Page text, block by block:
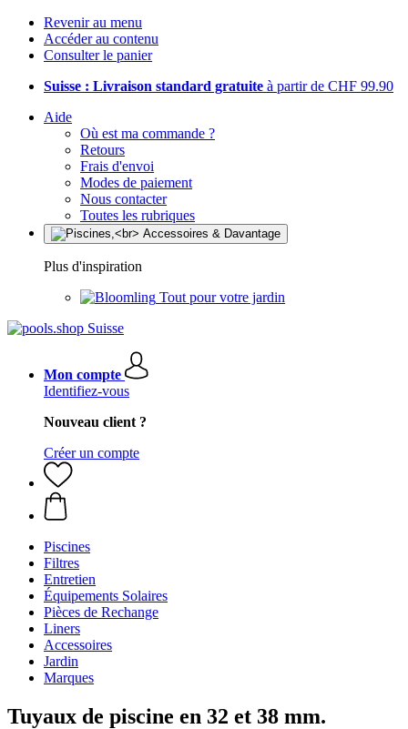
Revenir au menu
Accéder au contenu
Consulter le panier
Suisse : Livraison standard gratuite à partir de CHF 99.90
Aide
Où est ma commande ?
Retours
Frais d'envoi
Modes de paiement
Nous contacter
Toutes les rubriques
Plus d'inspiration
Tout pour votre jardin
Mon compte
Identifiez-vous
Nouveau client ?
Créer un compte
Piscines
Filtres
Entretien
Équipements Solaires
Pièces de Rechange
Liners
Accessoires
Jardin
Marques
Tuyaux de piscine en 32 et 38 mm.